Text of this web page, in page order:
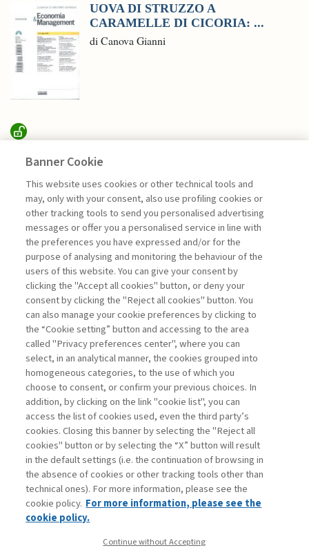
UOVA DI STRUZZO A
CARAMELLE DI CICORIA: ...
di Canova Gianni
SUSTAINABILITY
RICERCA, CONDIVISIONE E
IMPATTO PER ...
di Sylvie Goulard, Francesco Perrini, Stefano
Pogutz
La consultazione dei libri è riservata esclusivamente
agli abbonati Premium
Legenda: Accedi Per registrati Per abbonati
Contatti
Abbonamenti
Archivio rubriche
Privacy
Banner Cookie
This website uses cookies or other technical tools and
may, only with your consent, also use profiling cookies or
other tracking tools to send you personalised advertising
messages or offer you a personalised service in line with
the preferences you have expressed and/or for the
purpose of analysing and monitoring the behaviour of the
users of this website. You can give your consent by
clicking the "Accept all cookies" button, or deny your
consent by clicking the "Reject all cookies" button. You
can also manage your cookie preferences by clicking to
the “Cookie setting” button and accessing to the area
called "Privacy preferences center", where you can
select, in an analytical manner, the cookies grouped into
homogeneous categories, to the use of which you
choose to consent, or confirm your previous choices. In
addition, by clicking on the link "cookie list", you can
access the list of cookies used, even the third party’s
cookies. Closing this banner by selecting the "Reject all
cookies" button or by selecting the “X” button will result
in the default settings (i.e. the continuation of browsing in
the absence of cookies or other tracking tools other than
technical ones). For more information, please see the
cookie policy. For more information, please see the
cookie policy.
Continue without Accepting